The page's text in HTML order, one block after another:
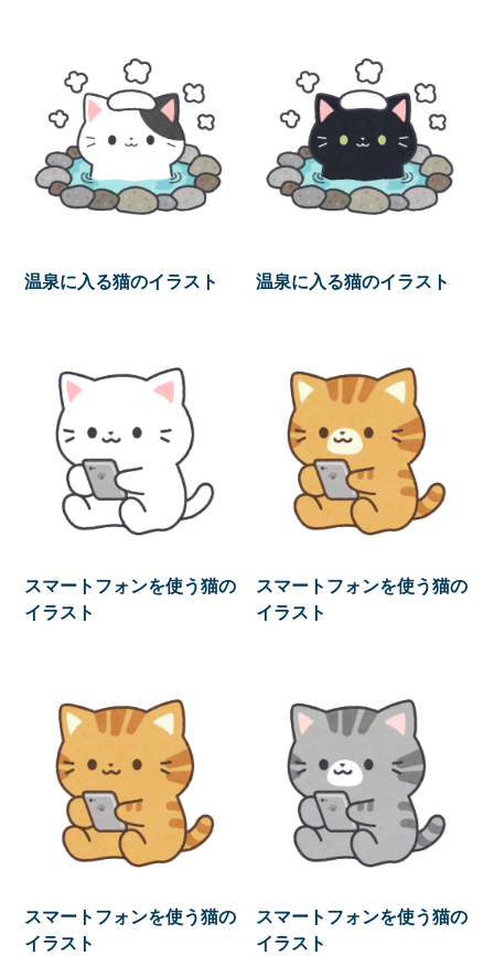
温泉に入る猫のイラスト 温泉に入る猫のイラスト
スマートフォンを使う猫の
イラスト
スマートフォンを使う猫の
イラスト
スマートフォンを使う猫の
イラスト
スマートフォンを使う猫の
イラスト